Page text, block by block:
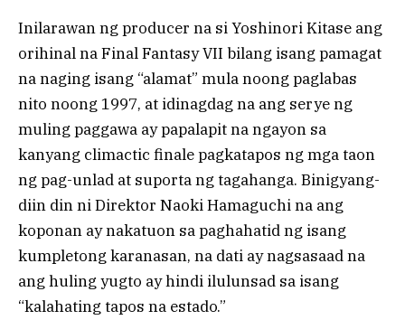
Inilarawan ng producer na si Yoshinori Kitase ang
orihinal na Final Fantasy VII bilang isang pamagat
na naging isang “alamat” mula noong paglabas
nito noong 1997, at idinagdag na ang serye ng
muling paggawa ay papalapit na ngayon sa
kanyang climactic finale pagkatapos ng mga taon
ng pag-unlad at suporta ng tagahanga. Binigyang-
diin din ni Direktor Naoki Hamaguchi na ang
koponan ay nakatuon sa paghahatid ng isang
kumpletong karanasan, na dati ay nagsasaad na
ang huling yugto ay hindi ilulunsad sa isang
“kalahating tapos na estado.”